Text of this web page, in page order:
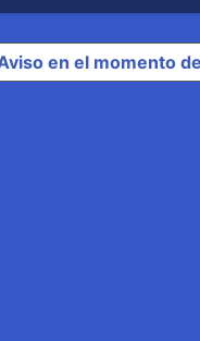
en el momento